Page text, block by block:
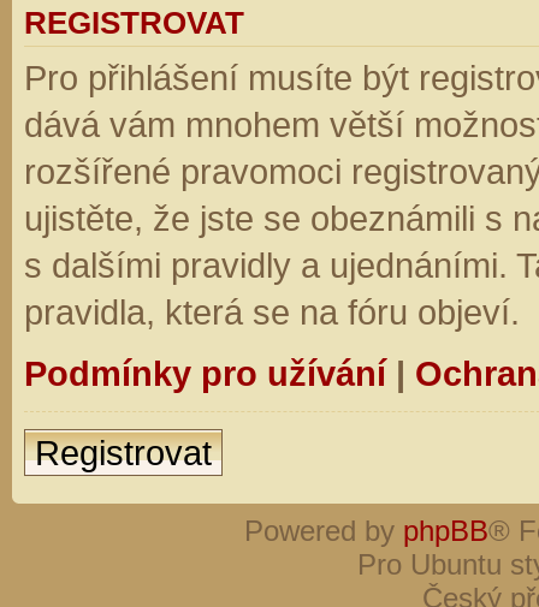
REGISTROVAT
Pro přihlášení musíte být
dává vám mnohem větší
rozšířené pravomoci
ujistěte, že jste se obeznámili s
s dalšími pravidly a ujednáními.
pravidla, která se na fóru objeví.
Podmínky pro užívání|
Registrovat
Powered by phpBB®
Pro Ubuntu
Český